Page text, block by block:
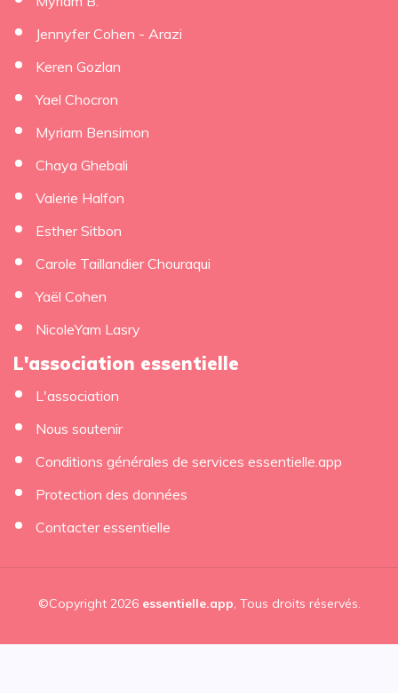
Jennyfer Cohen - Arazi
Keren Gozlan
Yael Chocron
Myriam Bensimon
Chaya Ghebali
Valerie Halfon
Esther Sitbon
Carole Taillandier Chouraqui
Yaël Cohen
NicoleYam Lasry
L'association essentielle
L'association
Nous soutenir
Conditions générales de services essentielle.app
Protection des données
Contacter essentielle
©Copyright 2026 essentielle.app, Tous droits réservés.